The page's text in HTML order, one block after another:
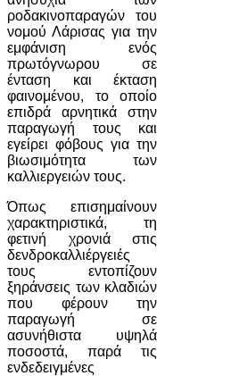
ροδακινοπαραγών του
νομού Λάρισας για την
εμφάνιση ενός
πρωτόγνωρου σε
ένταση και έκταση
φαινομένου, το οποίο
επιδρά αρνητικά στην
παραγωγή τους και
εγείρει φόβους για την
βιωσιμότητα των
καλλιεργειών τους.
Όπως επισημαίνουν
χαρακτηριστικά, τη
φετινή χρονιά στις
δενδροκαλλιέργειές
τους εντοπίζουν
ξηράνσεις των κλαδιών
που φέρουν την
παραγωγή σε
ασυνήθιστα υψηλά
ποσοστά, παρά τις
ενδεδειγμένες